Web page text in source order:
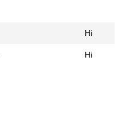
Ні
Ні